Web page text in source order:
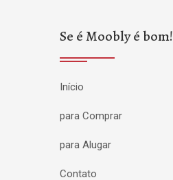
Se é Moobly é bom!
Início
para Comprar
para Alugar
Contato